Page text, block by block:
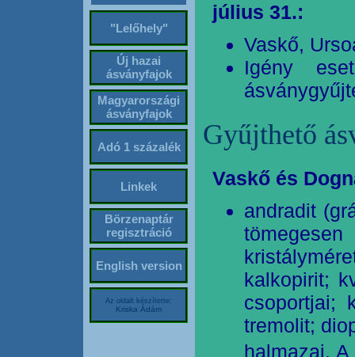
"Lelőhely"
Új hazai
ásványfajok
Magyarországi
ásványfajok
Adó 1 százalék
Linkek
Börzenaptár
regisztráció
English version
Az oldalt készítette:
Kriska Ádám
július 31.:
Vaskő,
Igény
Gyűjthető
Vaskő és
andradit
kalkopirit;
csoportjai;
tremolit;
halmazai. A